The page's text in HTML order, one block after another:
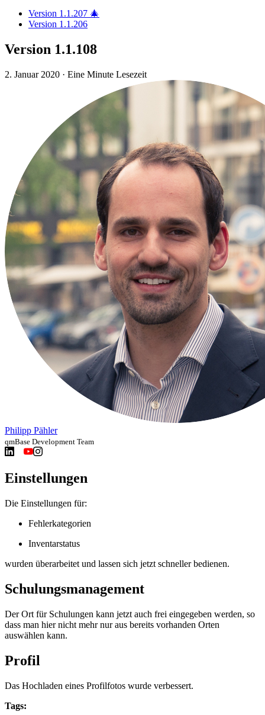
Version 1.1.207 🎄
Version 1.1.206
Version 1.1.108
2. Januar 2020 · Eine Minute Lesezeit
Philipp Pähler
qmBase Development Team
Einstellungen
Die Einstellungen für:
Fehlerkategorien
Inventarstatus
wurden überarbeitet und lassen sich jetzt schneller bedienen.
Schulungsmanagement
Der Ort für Schulungen kann jetzt auch frei eingegeben werden, so
dass man hier nicht mehr nur aus bereits vorhanden Orten
auswählen kann.
Profil
Das Hochladen eines Profilfotos wurde verbessert.
Tags: